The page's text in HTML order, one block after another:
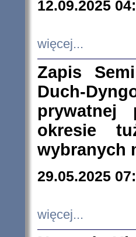
12.09.2025
więcej...
Zapis
Duch-
prywatnej
okresie
wybranych
29.05.2025
więcej...